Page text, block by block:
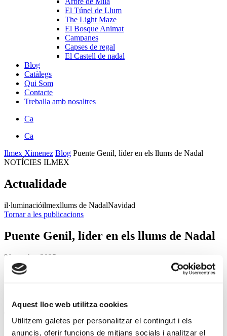
Aquest lloc web utilitza cookies
Utilitzem galetes per personalitzar el contingut i els
anuncis, oferir funcions de mitjans socials i analitzar el
El Túnel de Llum
The Light Maze
El Bosque Animat
Campanes
Capses de regal
El Castell de nadal
Blog
Catàlegs
Qui Som
Contacte
Treballa amb nosaltres
Ca
Ca
Ilmex Ximenez Blog Puente Genil, líder en els llums de Nadal
NOTÍCIES ILMEX
Actualidade
il·luminacióilmexllums de NadalNavidad
Tornar a les publicacions
Puente Genil, líder en els llums de Nadal
30 octubre 2025
ciutats inverteixin en il·luminació
nadalenca per celebrar l’època festiva i